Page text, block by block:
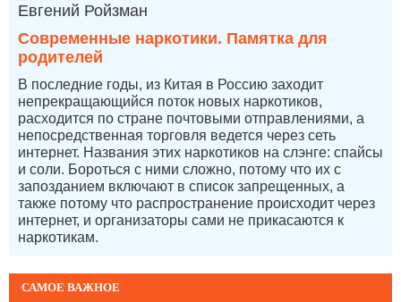
САМОЕ ВАЖНОЕ
Евгений Ройзман
Современные наркотики. Памятка для
родителей
В последние годы, из Китая в Россию заходит
непрекращающийся поток новых наркотиков,
расходится по стране почтовыми отправлениями, а
непосредственная торговля ведется через сеть
интернет. Названия этих наркотиков на слэнге: спайсы
и соли. Бороться с ними сложно, потому что их с
запозданием включают в список запрещенных, а
также потому что распространение происходит через
интернет, и организаторы сами не прикасаются к
наркотикам.